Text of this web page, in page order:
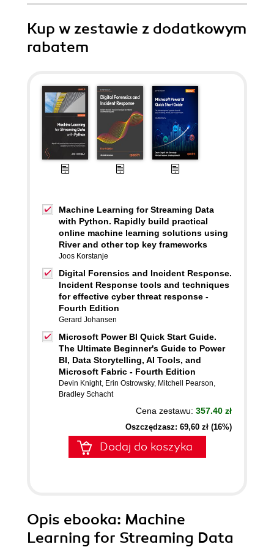
Kup w zestawie z dodatkowym
rabatem
Machine Learning for Streaming Data
with Python. Rapidly build practical
online machine learning solutions using
River and other top key frameworks
Joos Korstanje
Digital Forensics and Incident Response.
Incident Response tools and techniques
for effective cyber threat response -
Fourth Edition
Gerard Johansen
Microsoft Power BI Quick Start Guide.
The Ultimate Beginner's Guide to Power
BI, Data Storytelling, AI Tools, and
Microsoft Fabric - Fourth Edition
Devin Knight, Erin Ostrowsky, Mitchell Pearson,
Bradley Schacht
Cena zestawu: 357.40 zł
Oszczędzasz: 69,60 zł (16%)
Dodaj do koszyka
Opis ebooka: Machine
Learning for Streaming Data